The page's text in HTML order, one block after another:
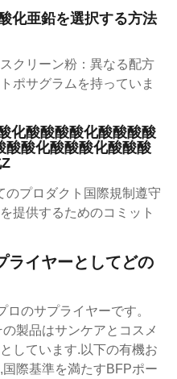
化亜鉛を選択する方法
クリーン粉：異なる配方
ポサグラムを持っていま
酸酸化酸酸酸化酸酸酸
提供するためのコミット
ライヤーとしてどの
製品はサンケアとコスメ
しています.以下の有機お
際基準を満たすBFPポー